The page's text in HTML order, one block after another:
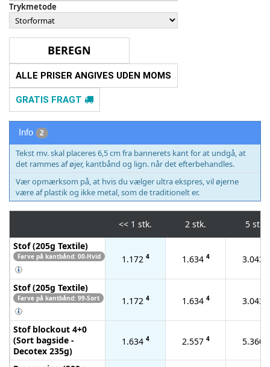
Trykmetode
ALLE PRISER ANGIVES UDEN MOMS
GRATIS FRAGT
Info 2
Tekst mv. skal placeres 6,5 cm fra bannerets kant for at undgå, at
det rammes af øjer, kantbånd og lign. når det efterbehandles.
Vær opmærksom på, at hvis du vælger ultra ekspres, vil øjerne
være af plastik og ikke metal, som de traditionelt er.
<< 1 stk. 2 stk.
5 stk.
Stof (205g Textile)
Farve på kantbånd: 00-Hvid 1.172 4 1.634 4 3.043
Stof (205g Textile)
Farve på kantbånd: 99-Sort 1.172 4 1.634 4 3.043
Stof blockout 4+0
(Sort bagside -
Decotex 235g)
1.634 4 2.557 4 5.360